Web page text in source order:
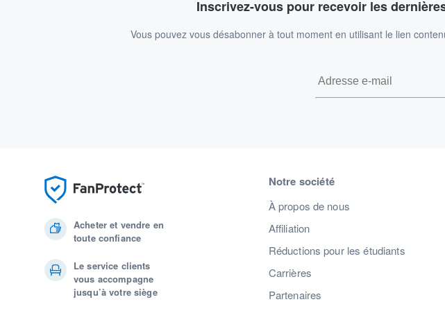
Inscrivez-vous pour recevoir les
Vous pouvez vous désabonner à tout moment en utilisant le lien
Acheter et vendre en
toute confiance
Le service clients
vous accompagne
jusqu’à votre siège
Notre société
À propos de nous
Affiliation
Réductions pour les étudiants
Carrières
Partenaires